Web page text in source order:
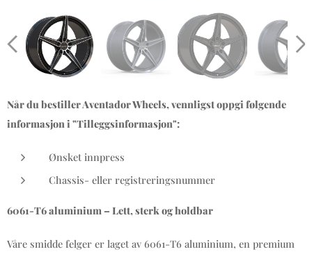
Når du bestiller Aventador Wheels, vennligst oppgi følgende
informasjon i "Tilleggsinformasjon":
Ønsket innpress
Chassis- eller registreringsnummer
6061-T6 aluminium – Lett, sterk og holdbar
Våre smidde felger er laget av 6061-T6 aluminium, en premium